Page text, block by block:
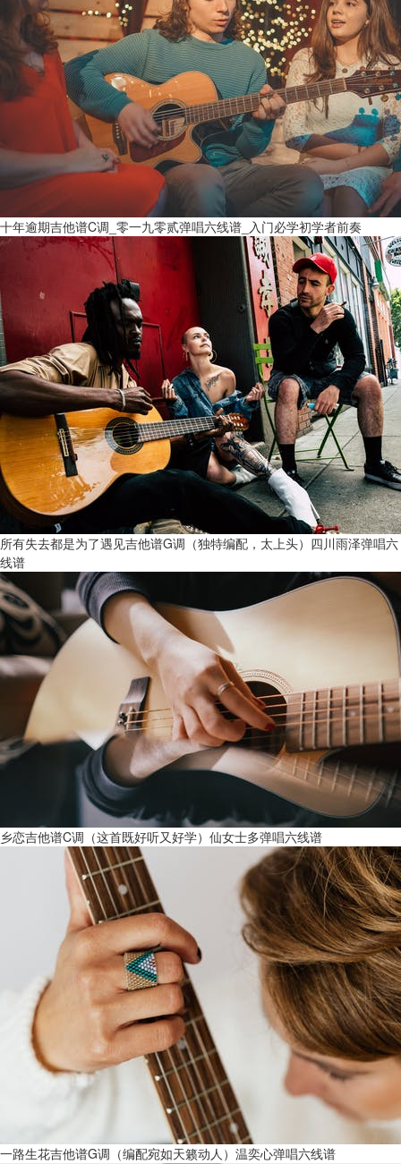
十年逾期吉他谱C调_零一九零贰弹唱六线谱_入门必学初学者前奏
所有失去都是为了遇见吉他谱G调（独特编配，太上头）四川雨泽弹唱六
线谱
乡恋吉他谱C调（这首既好听又好学）仙女士多弹唱六线谱
一路生花吉他谱G调（编配宛如天籁动人）温奕心弹唱六线谱